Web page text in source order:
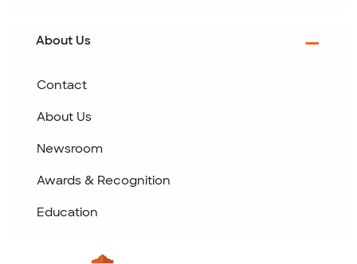
About Us
Contact
About Us
Newsroom
Awards & Recognition
Education